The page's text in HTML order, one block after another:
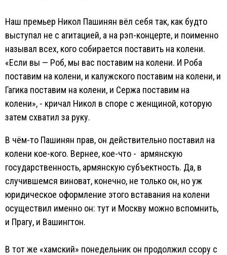
Наш премьер Никол Пашинян вёл себя так, как будто
выступал не с агитацией, а на рэп-концерте, и поименно
называл всех, кого собирается поставить на колени.
«Если вы — Роб, мы вас поставим на колени. И Роба
поставим на колени, и калужского поставим на колени, и
Гагика поставим на колени, и Сержа поставим на
колени», - кричал Никол в споре с женщиной, которую
затем схватил за руку.
В чём-то Пашинян прав, он действительно поставил на
колени кое-кого. Вернее, кое-что - армянскую
государственность, армянскую субъектность. Да, в
случившемся виноват, конечно, не только он, но уж
юридическое оформление этого вставания на колени
осуществил именно он: тут и Москву можно вспомнить,
и Прагу, и Вашингтон.
В тот же «хамский» понедельник он продолжил ссору с